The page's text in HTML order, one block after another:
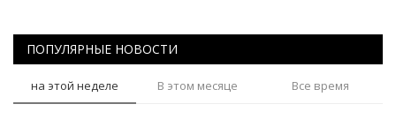
ПОПУЛЯРНЫЕ НОВОСТИ
на этой неделе В этом месяце Все время